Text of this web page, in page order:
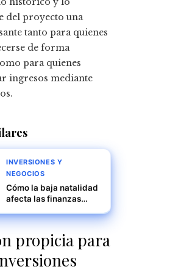
del proyecto una
tanto para quienes
de forma
para quienes
ingresos mediante
INVERSIONES Y
NEGOCIOS
Cómo la baja natalidad
afecta las finanzas
laboral en Japón
propicia para